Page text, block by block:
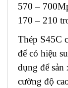
570 –
170 – 210
Thép S45C
để có hiệu
dụng để sản
cường độ